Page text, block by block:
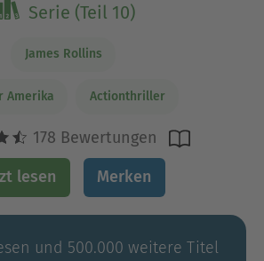
Serie (Teil 10)
James Rollins
Amerika Actionthriller
178 Bewertungen
lesen Merken
und 500.000 weitere Titel